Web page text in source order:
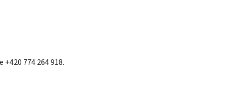
774 264 918.